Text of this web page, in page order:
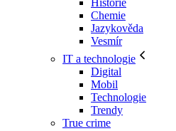
Historie
Chemie
Jazykověda
Vesmír
IT a technologie
Digital
Mobil
Technologie
Trendy
True crime